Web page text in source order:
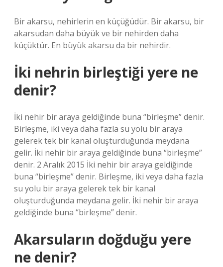
Bir akarsu, nehirlerin en küçüğüdür. Bir akarsu, bir
akarsudan daha büyük ve bir nehirden daha
küçüktür. En büyük akarsu da bir nehirdir.
İki nehrin birleştiği yere ne
denir?
İki nehir bir araya geldiğinde buna “birleşme” denir.
Birleşme, iki veya daha fazla su yolu bir araya
gelerek tek bir kanal oluşturduğunda meydana
gelir. İki nehir bir araya geldiğinde buna “birleşme”
denir. 2 Aralık 2015 İki nehir bir araya geldiğinde
buna “birleşme” denir. Birleşme, iki veya daha fazla
su yolu bir araya gelerek tek bir kanal
oluşturduğunda meydana gelir. İki nehir bir araya
geldiğinde buna “birleşme” denir.
Akarsuların doğduğu yere
ne denir?